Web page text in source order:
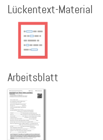
Lückentext-Material
Arbeitsblatt